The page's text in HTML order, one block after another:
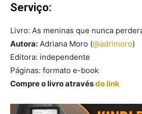
Serviço:
Livro: As meninas que nunca
Autora: Adriana Moro (@adrimoro)
Editora: independente
Páginas: formato e-book
Compre o livro atravésdo link